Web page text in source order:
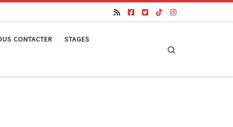
CONTACTER STAGES